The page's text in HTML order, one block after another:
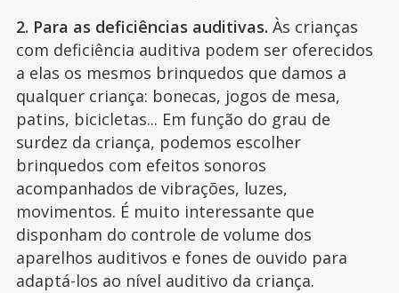
2. Para as deficiências auditivas. Às crianças
com deficiência auditiva podem ser oferecidos
a elas os mesmos brinquedos que damos a
qualquer criança: bonecas, jogos de mesa,
patins, bicicletas... Em função do grau de
surdez da criança, podemos escolher
brinquedos com efeitos sonoros
acompanhados de vibrações, luzes,
movimentos. É muito interessante que
disponham do controle de volume dos
aparelhos auditivos e fones de ouvido para
adaptá-los ao nível auditivo da criança.